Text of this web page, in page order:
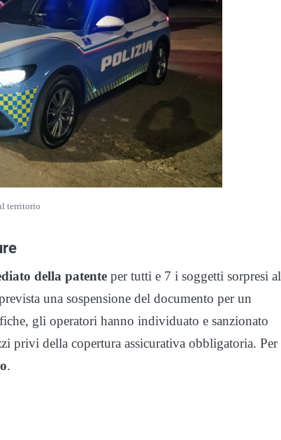
territorio
della patente per tutti e 7 i soggetti sorpresi al
una sospensione del documento per un
gli operatori hanno individuato e sanzionato
privi della copertura assicurativa obbligatoria. Per
.